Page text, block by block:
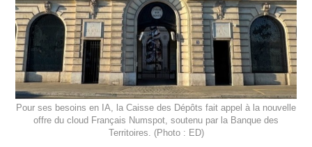
Pour ses besoins en IA, la Caisse des Dépôts fait appel à la nouvelle
offre du cloud Français Numspot, soutenu par la Banque des
Territoires. (Photo : ED)